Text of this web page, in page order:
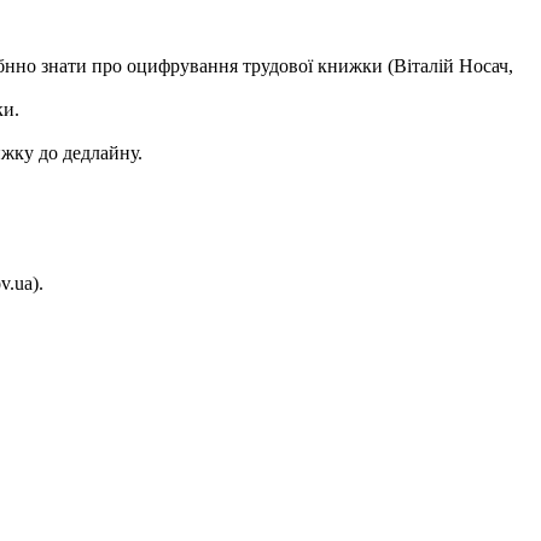
знати про оцифрування трудової книжки (Віталій Носач,
до дедлайну.